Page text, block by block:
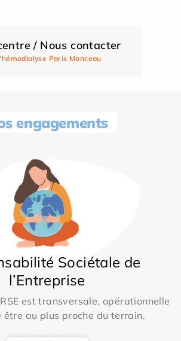
/ Nous contacter
Paris Monceau
engagements
Sociétale de
l’Entreprise
est transversale, opérationnelle
être au plus proche du terrain.